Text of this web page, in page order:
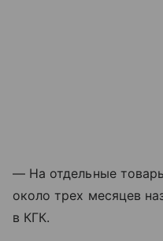
— На отдельные
около трех месяцев
в КГК.